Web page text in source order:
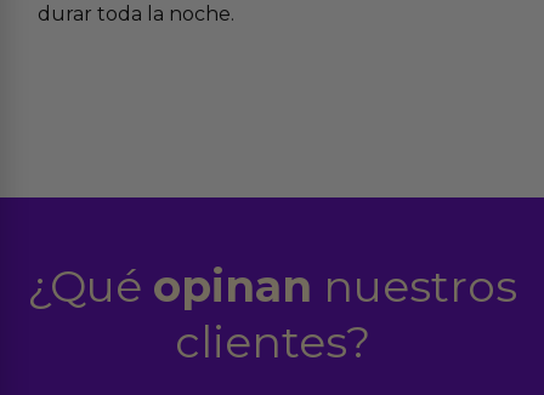
durar toda la noche.
¿Qué opinan nuestros
clientes?